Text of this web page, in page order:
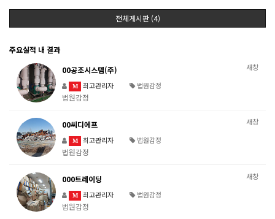
전체게시판 (4)
주요실적 내 결과
새창
00공조시스템(주)
M 최고관리자 법원감정
법원감정
새창
00씨디에프
M 최고관리자 법원감정
법원감정
새창
000트레이딩
M 최고관리자 법원감정
법원감정